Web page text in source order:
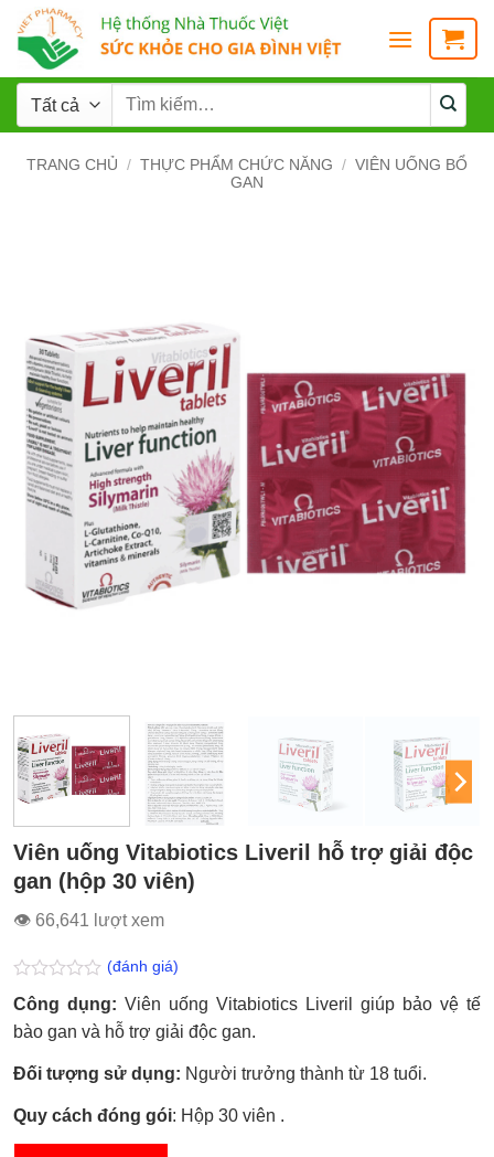
TRANG CHỦ / THỰC PHẨM CHỨC NĂNG / VIÊN UỐNG BỔ
GAN
Viên uống Vitabiotics Liveril hỗ trợ giải độc
gan (hộp 30 viên)
👁 66,641 lượt xem
Được
xếp
hạng
5
sao
(đánh giá)
Công dụng: Viên uống Vitabiotics Liveril giúp bảo vệ tế
bào gan và hỗ trợ giải độc gan.
Đối tượng sử dụng: Người trưởng thành từ 18 tuổi.
Quy cách đóng gói: Hộp 30 viên .